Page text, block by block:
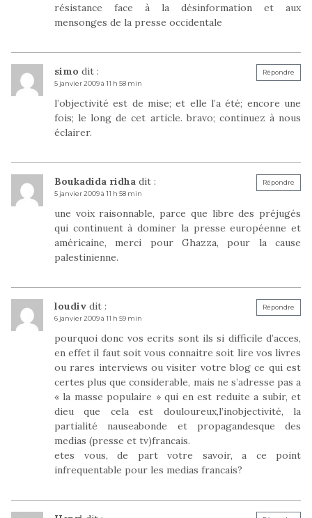
résistance face à la désinformation et aux
mensonges de la presse occidentale
simo dit :
5 janvier 2009 à 11 h 58 min
l’objectivité est de mise; et elle l’a été; encore une
fois; le long de cet article. bravo; continuez à nous
éclairer.
Répondre
Boukadida ridha dit :
5 janvier 2009 à 11 h 58 min
une voix raisonnable, parce que libre des préjugés
qui continuent à dominer la presse européenne et
américaine, merci pour Ghazza, pour la cause
palestinienne.
Répondre
loudiv dit :
6 janvier 2009 à 11 h 59 min
pourquoi donc vos ecrits sont ils si difficile d’acces,
en effet il faut soit vous connaitre soit lire vos livres
ou rares interviews ou visiter votre blog ce qui est
certes plus que considerable, mais ne s’adresse pas a
« la masse populaire » qui en est reduite a subir, et
dieu que cela est douloureux,l’inobjectivité, la
partialité nauseabonde et propagandesque des
medias (presse et tv)francais.
etes vous, de part votre savoir, a ce point
infrequentable pour les medias francais?
Répondre